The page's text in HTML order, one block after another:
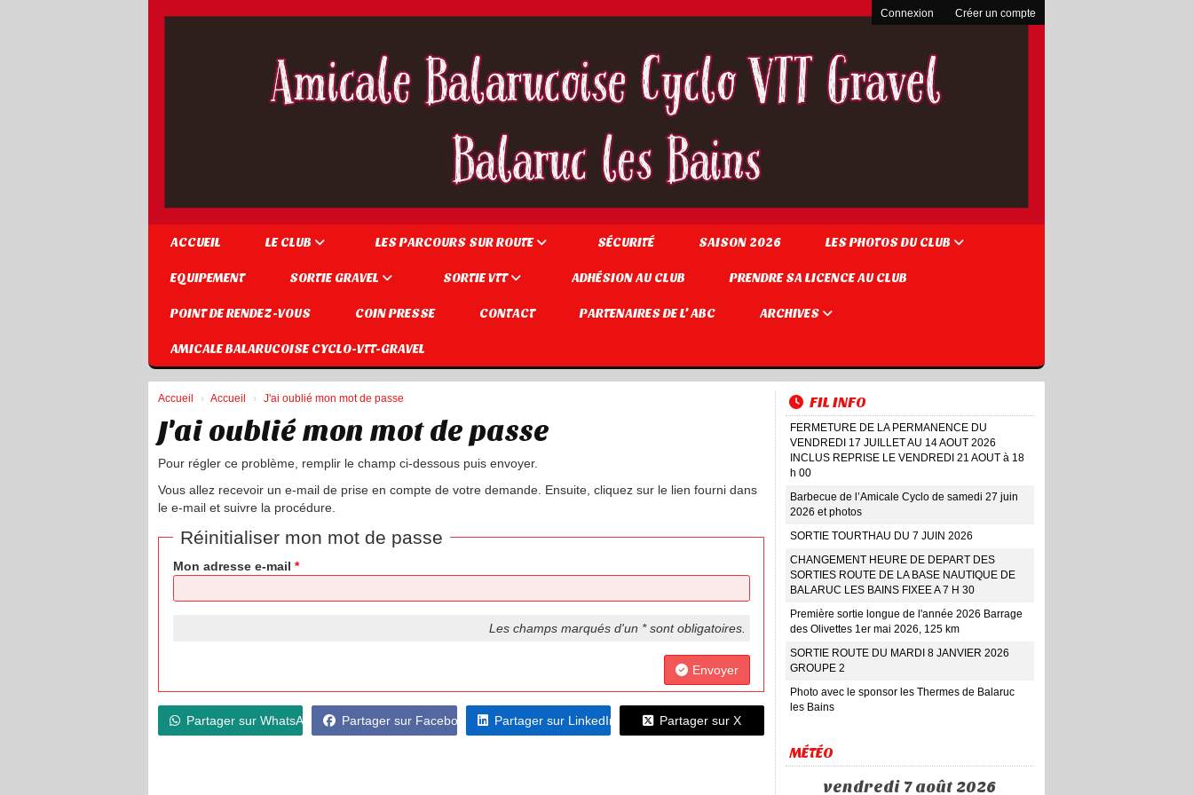
Connexion Créer un compte
ACCUEIL LE CLUB LES PARCOURS SUR ROUTE SÉCURITÉ SAISON 2026 LES PHOTOS DU CLUB
EQUIPEMENT SORTIE GRAVEL SORTIE VTT ADHÉSION AU CLUB PRENDRE SA LICENCE AU CLUB
POINT DE RENDEZ-VOUS COIN PRESSE CONTACT PARTENAIRES DE L' ABC ARCHIVES
AMICALE BALARUCOISE CYCLO-VTT-GRAVEL
Accueil Accueil J'ai oublié mon mot de passe
J'ai oublié mon mot de passe
Pour régler ce problème, remplir le champ ci-dessous puis envoyer.
Vous allez recevoir un e-mail de prise en compte de votre demande. Ensuite, cliquez sur le lien fourni dans
le e-mail et suivre la procédure.
Réinitialiser mon mot de passe
Mon adresse e-mail *
Les champs marqués d'un * sont obligatoires.
Envoyer
Partager sur WhatsApp Partager sur Facebook Partager sur LinkedIn Partager sur X
FIL INFO
FERMETURE DE LA PERMANENCE DU
VENDREDI 17 JUILLET AU 14 AOUT 2026
INCLUS REPRISE LE VENDREDI 21 AOUT à 18
h 00
Barbecue de l’Amicale Cyclo de samedi 27 juin
2026 et photos
SORTIE TOURTHAU DU 7 JUIN 2026
CHANGEMENT HEURE DE DEPART DES
SORTIES ROUTE DE LA BASE NAUTIQUE DE
BALARUC LES BAINS FIXEE A 7 H 30
Première sortie longue de l'année 2026 Barrage
des Olivettes 1er mai 2026, 125 km
SORTIE ROUTE DU MARDI 8 JANVIER 2026
GROUPE 2
Photo avec le sponsor les Thermes de Balaruc
les Bains
MÉTÉO
vendredi 7 août 2026